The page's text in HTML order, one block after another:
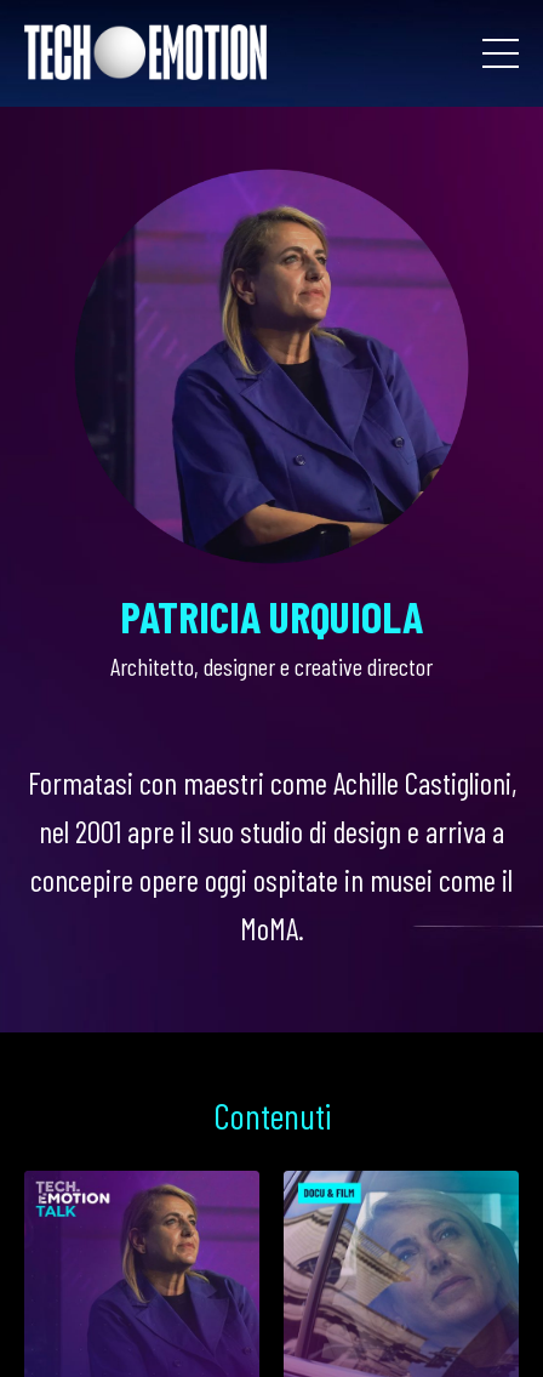
PATRICIA URQUIOLA
Architetto, designer e creative director
Formatasi con maestri come Achille Castiglioni,
nel 2001 apre il suo studio di design e arriva a
concepire opere oggi ospitate in musei come il
MoMA.
Contenuti